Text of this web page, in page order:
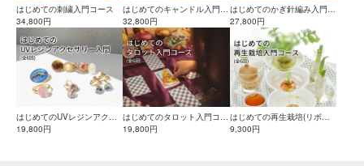
はじめての刺繍入門コース
34,800円
はじめてのキャンドル入門コ
ース
32,800円
はじめてのかぎ針編み入門コ
ース
27,800円
はじめてのUVレジンアクセ
サリー入門コース
19,800円
はじめてのタロット入門コー
ス
19,800円
はじめての再生栽培(リボベ
ジ)入門コース
9,300円